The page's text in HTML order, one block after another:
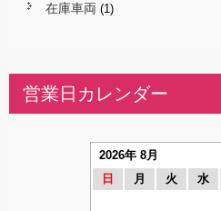
在庫車両 (1)
営業日カレンダー
2026年 8月
日
月 火 水